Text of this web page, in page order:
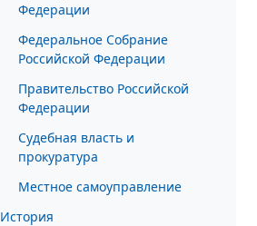
Федерации
Федеральное Собрание
Российской Федерации
Правительство Российской
Федерации
Судебная власть и
прокуратура
Местное самоуправление
История